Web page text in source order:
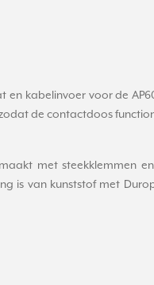
kabelinvoer voor de
de contactdoos
met steekklemmen
is van kunststof met